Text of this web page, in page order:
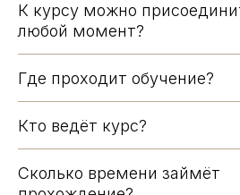
К курсу можно
любой момент?
Где проходит обучение?
Кто ведёт курс?
Сколько времени займёт